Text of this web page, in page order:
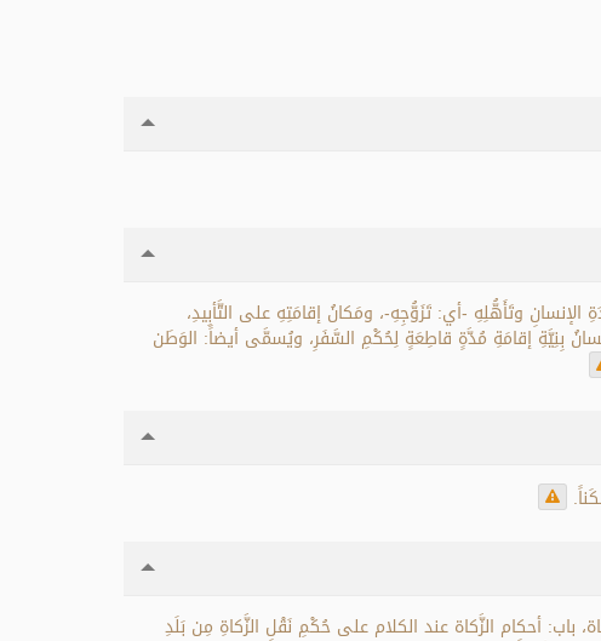
والوَطَنُ أنواعٌ: 1- الوَطَنُ الأَصْلِيُّ: وهو مَوْطِنُ وِلادَةِ الإنسانِ وتَأَهُّلِهِ -أي: تَزَوُّجِهِ-، ومَكانُ إقامَتِهِ على التَّأبِيدِ،
والقَرارِ. 2- وَطَنُ الإقامَةِ: وهو ما خَرَجَ إليه الإنسانُ بِنِيَّةِ إقامَةِ مُدَّةٍ قاطِعَةٍ لِحُكْمِ السَّفَرِ، ويُسمَّى أيضاً: الوَطَن
أحكام الزَّكاة عند الكلام على حُكْمِ نَقْلِ الزَّكاةِ مِن بَلَدِ